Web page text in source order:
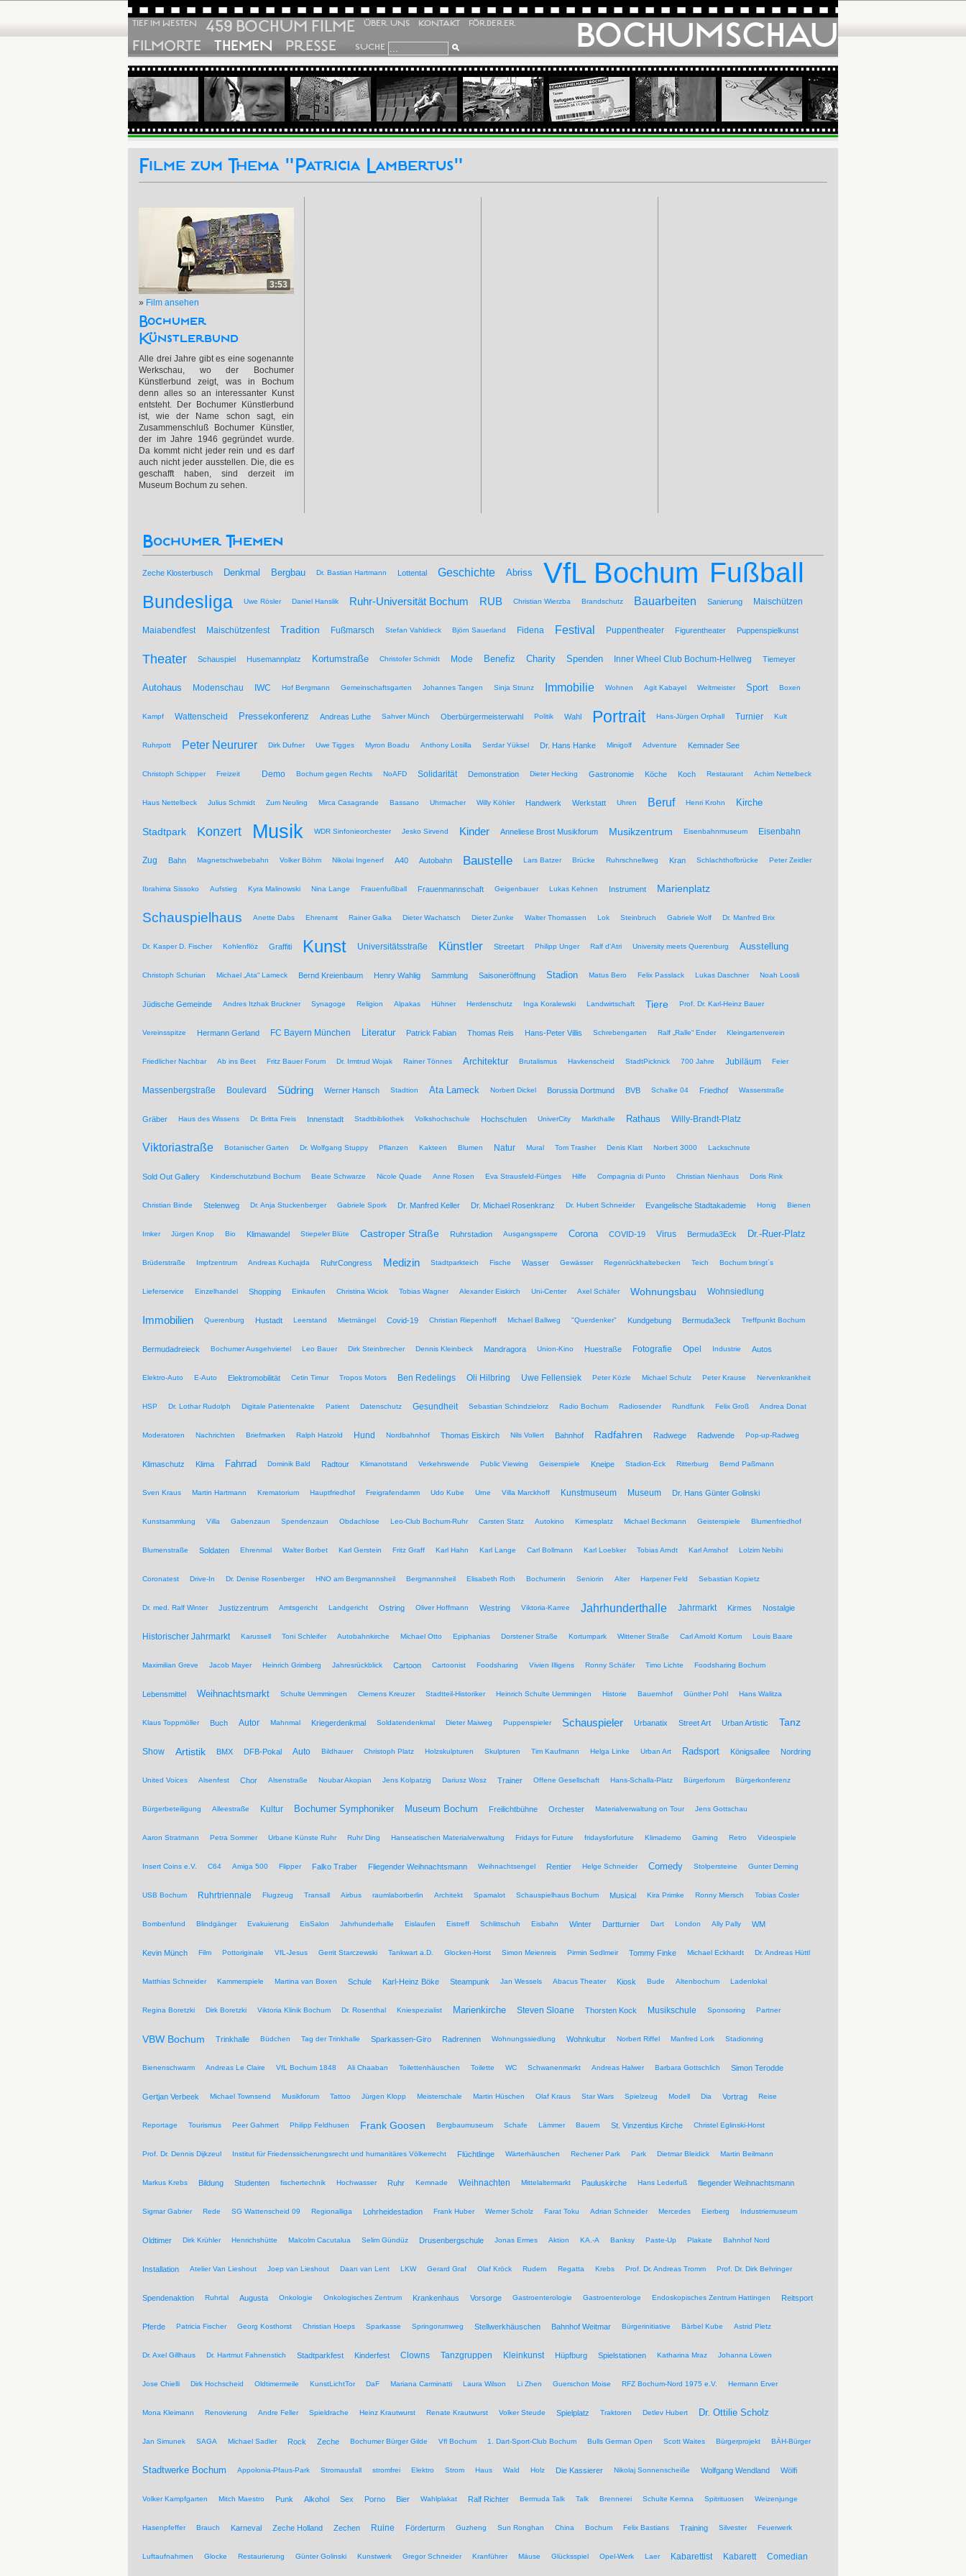
BOCHUMSCHAU
TIEF IM WESTEN 459 BOCHUM FILME ÜBER UNS KONTAKT FÖRDERER
FILMORTE THEMEN PRESSE SUCHE
Filme zum Thema "Patricia Lambertus"
3:53
» Film ansehen
Bochumer
Künstlerbund
Alle drei Jahre gibt es eine sogenannte
Werkschau, wo der Bochumer
Künstlerbund zeigt, was in Bochum
denn alles so an interessanter Kunst
entsteht. Der Bochumer Künstlerbund
ist, wie der Name schon sagt, ein
Zusammenschluß Bochumer Künstler,
der im Jahre 1946 gegründet wurde.
Da kommt nicht jeder rein und es darf
auch nicht jeder ausstellen. Die, die es
geschafft haben, sind derzeit im
Museum Bochum zu sehen.
Bochumer Themen
Zeche Klosterbusch Denkmal Bergbau Dr. Bastian Hartmann Lottental Geschichte Abriss VfL Bochum Fußball
Bundesliga Uwe Rösler Daniel Hanslik Ruhr-Universität Bochum RUB Christian Wierzba Brandschutz Bauarbeiten Sanierung Maischützen
Maiabendfest Maischützenfest Tradition Fußmarsch Stefan Vahldieck Björn Sauerland Fidena Festival Puppentheater Figurentheater Puppenspielkunst
Theater Schauspiel Husemannplatz Kortumstraße Christofer Schmidt Mode Benefiz Charity Spenden Inner Wheel Club Bochum-Hellweg Tiemeyer
Autohaus Modenschau IWC Hof Bergmann Gemeinschaftsgarten Johannes Tangen Sinja Strunz Immobilie Wohnen Agit Kabayel Weltmeister Sport Boxen
Kampf Wattenscheid Pressekonferenz Andreas Luthe Sahver Münch Oberbürgermeisterwahl Politik Wahl Portrait Hans-Jürgen Orphall Turnier Kult
Ruhrpott Peter Neururer Dirk Dufner Uwe Tigges Myron Boadu Anthony Losilla Serdar Yüksel Dr. Hans Hanke Minigolf Adventure Kemnader See
Christoph Schipper Freizeit Demo Bochum gegen Rechts NoAFD Solidarität Demonstration Dieter Hecking Gastronomie Köche Koch Restaurant Achim Nettelbeck
Haus Nettelbeck Julius Schmidt Zum Neuling Mirca Casagrande Bassano Uhrmacher Willy Köhler Handwerk Werkstatt Uhren Beruf Henri Krohn Kirche
Stadtpark Konzert Musik WDR Sinfonieorchester Jesko Sirvend Kinder Anneliese Brost Musikforum Musikzentrum Eisenbahnmuseum Eisenbahn
Zug Bahn Magnetschwebebahn Volker Böhm Nikolai Ingenerf A40 Autobahn Baustelle Lars Batzer Brücke Ruhrschnellweg Kran Schlachthofbrücke Peter Zeidler
Ibrahima Sissoko Aufstieg Kyra Malinowski Nina Lange Frauenfußball Frauenmannschaft Geigenbauer Lukas Kehnen Instrument Marienplatz
Schauspielhaus Anette Dabs Ehrenamt Rainer Galka Dieter Wachatsch Dieter Zunke Walter Thomassen Lok Steinbruch Gabriele Wolf Dr. Manfred Brix
Dr. Kasper D. Fischer Kohlenflöz Graffiti Kunst Universitätsstraße Künstler Streetart Philipp Unger Ralf d'Atri University meets Querenburg Ausstellung
Christoph Schurian Michael „Ata“ Lameck Bernd Kreienbaum Henry Wahlig Sammlung Saisoneröffnung Stadion Matus Bero Felix Passlack Lukas Daschner Noah Loosli
Jüdische Gemeinde Andres Itzhak Bruckner Synagoge Religion Alpakas Hühner Herdenschutz Inga Koralewski Landwirtschaft Tiere Prof. Dr. Karl-Heinz Bauer
Vereinsspitze Hermann Gerland FC Bayern München Literatur Patrick Fabian Thomas Reis Hans-Peter Villis Schrebengarten Ralf „Ralle“ Ender Kleingartenverein
Friedlicher Nachbar Ab ins Beet Fritz Bauer Forum Dr. Irmtrud Wojak Rainer Tönnes Architektur Brutalismus Havkenscheid StadtPicknick 700 Jahre Jubiläum Feier
Massenbergstraße Boulevard Südring Werner Hansch Stadtion Ata Lameck Norbert Dickel Borussia Dortmund BVB Schalke 04 Friedhof Wasserstraße
Gräber Haus des Wissens Dr. Britta Freis Innenstadt Stadtbibliothek Volkshochschule Hochschulen UniverCity Markthalle Rathaus Willy-Brandt-Platz
Viktoriastraße Botanischer Garten Dr. Wolfgang Stuppy Pflanzen Kakteen Blumen Natur Mural Tom Trasher Denis Klatt Norbert 3000 Lackschnute
Sold Out Gallery Kinderschutzbund Bochum Beate Schwarze Nicole Quade Anne Rosen Eva Strausfeld-Fürtges Hilfe Compagnia di Punto Christian Nienhaus Doris Rink
Christian Binde Stelenweg Dr. Anja Stuckenberger Gabriele Spork Dr. Manfred Keller Dr. Michael Rosenkranz Dr. Hubert Schneider Evangelische Stadtakademie Honig Bienen
Imker Jürgen Knop Bio Klimawandel Stiepeler Blüte Castroper Straße Ruhrstadion Ausgangssperre Corona COVID-19 Virus Bermuda3Eck Dr.-Ruer-Platz
Brüderstraße Impfzentrum Andreas Kuchajda RuhrCongress Medizin Stadtparkteich Fische Wasser Gewässer Regenrückhaltebecken Teich Bochum bringt´s
Lieferservice Einzelhandel Shopping Einkaufen Christina Wiciok Tobias Wagner Alexander Eiskirch Uni-Center Axel Schäfer Wohnungsbau Wohnsiedlung
Immobilien Querenburg Hustadt Leerstand Mietmängel Covid-19 Christian Riepenhoff Michael Ballweg "Querdenker" Kundgebung Bermuda3eck Treffpunkt Bochum
Bermudadreieck Bochumer Ausgehviertel Leo Bauer Dirk Steinbrecher Dennis Kleinbeck Mandragora Union-Kino Huestraße Fotografie Opel Industrie Autos
Elektro-Auto E-Auto Elektromobilität Cetin Timur Tropos Motors Ben Redelings Oli Hilbring Uwe Fellensiek Peter Közle Michael Schulz Peter Krause Nervenkrankheit
HSP Dr. Lothar Rudolph Digitale Patientenakte Patient Datenschutz Gesundheit Sebastian Schindzielorz Radio Bochum Radiosender Rundfunk Felix Groß Andrea Donat
Moderatoren Nachrichten Briefmarken Ralph Hatzold Hund Nordbahnhof Thomas Eiskirch Nils Vollert Bahnhof Radfahren Radwege Radwende Pop-up-Radweg
Klimaschutz Klima Fahrrad Dominik Bald Radtour Klimanotstand Verkehrswende Public Viewing Geiserspiele Kneipe Stadion-Eck Ritterburg Bernd Paßmann
Sven Kraus Martin Hartmann Krematorium Hauptfriedhof Freigrafendamm Udo Kube Urne Villa Marckhoff Kunstmuseum Museum Dr. Hans Günter Golinski
Kunstsammlung Villa Gabenzaun Spendenzaun Obdachlose Leo-Club Bochum-Ruhr Carsten Statz Autokino Kirmesplatz Michael Beckmann Geisterspiele Blumenfriedhof
Blumenstraße Soldaten Ehrenmal Walter Borbet Karl Gerstein Fritz Graff Karl Hahn Karl Lange Carl Bollmann Karl Loebker Tobias Arndt Karl Amshof Lolzim Nebihi
Coronatest Drive-In Dr. Denise Rosenberger HNO am Bergmannsheil Bergmannsheil Elisabeth Roth Bochumerin Seniorin Alter Harpener Feld Sebastian Kopietz
Dr. med. Ralf Winter Justizzentrum Amtsgericht Landgericht Ostring Oliver Hoffmann Westring Viktoria-Karree Jahrhunderthalle Jahrmarkt Kirmes Nostalgie
Historischer Jahrmarkt Karussell Toni Schleifer Autobahnkirche Michael Otto Epiphanias Dorstener Straße Kortumpark Wittener Straße Carl Arnold Kortum Louis Baare
Maximilian Greve Jacob Mayer Heinrich Grimberg Jahresrückblick Cartoon Cartoonist Foodsharing Vivien Illigens Ronny Schäfer Timo Lichte Foodsharing Bochum
Lebensmittel Weihnachtsmarkt Schulte Uemmingen Clemens Kreuzer Stadtteil-Historiker Heinrich Schulte Uemmingen Historie Bauernhof Günther Pohl Hans Walitza
Klaus Toppmöller Buch Autor Mahnmal Kriegerdenkmal Soldatendenkmal Dieter Maiweg Puppenspieler Schauspieler Urbanatix Street Art Urban Artistic Tanz
Show Artistik BMX DFB-Pokal Auto Bildhauer Christoph Platz Holzskulpturen Skulpturen Tim Kaufmann Helga Linke Urban Art Radsport Königsallee Nordring
United Voices Alsenfest Chor Alsenstraße Noubar Akopian Jens Kolpatzig Dariusz Wosz Trainer Offene Gesellschaft Hans-Schalla-Platz Bürgerforum Bürgerkonferenz
Bürgerbeteiligung Alleestraße Kultur Bochumer Symphoniker Museum Bochum Freilichtbühne Orchester Materialverwaltung on Tour Jens Gottschau
Aaron Stratmann Petra Sommer Urbane Künste Ruhr Ruhr Ding Hanseatischen Materialverwaltung Fridays for Future fridaysforfuture Klimademo Gaming Retro Videospiele
Insert Coins e.V. C64 Amiga 500 Flipper Falko Traber Fliegender Weihnachtsmann Weihnachtsengel Rentier Helge Schneider Comedy Stolpersteine Gunter Deming
USB Bochum Ruhrtriennale Flugzeug Transall Airbus raumlaborberlin Architekt Spamalot Schauspielhaus Bochum Musical Kira Primke Ronny Miersch Tobias Cosler
Bombenfund Blindgänger Evakuierung EisSalon Jahrhunderhalle Eislaufen Eistreff Schlittschuh Eisbahn Winter Dartturnier Dart London Ally Pally WM
Kevin Münch Film Pottoriginale VfL-Jesus Gerrit Starczewski Tankwart a.D. Glocken-Horst Simon Meienreis Pirmin Sedlmeir Tommy Finke Michael Eckhardt Dr. Andreas Hüttl
Matthias Schneider Kammerspiele Martina van Boxen Schule Karl-Heinz Böke Steampunk Jan Wessels Abacus Theater Kiosk Bude Altenbochum Ladenlokal
Regina Boretzki Dirk Boretzki Viktoria Klinik Bochum Dr. Rosenthal Kniespezialist Marienkirche Steven Sloane Thorsten Kock Musikschule Sponsoring Partner
VBW Bochum Trinkhalle Büdchen Tag der Trinkhalle Sparkassen-Giro Radrennen Wohnungssiedlung Wohnkultur Norbert Riffel Manfred Lork Stadionring
Bienenschwarm Andreas Le Claire VfL Bochum 1848 Ali Chaaban Toilettenhäuschen Toilette WC Schwanenmarkt Andreas Halwer Barbara Gottschlich Simon Terodde
Gertjan Verbeek Michael Townsend Musikforum Tattoo Jürgen Klopp Meisterschale Martin Hüschen Olaf Kraus Star Wars Spielzeug Modell Dia Vortrag Reise
Reportage Tourismus Peer Gahmert Philipp Feldhusen Frank Goosen Bergbaumuseum Schafe Lämmer Bauern St. Vinzentius Kirche Christel Eglinski-Horst
Prof. Dr. Dennis Dijkzeul Institut für Friedenssicherungsrecht und humanitäres Völkerrecht Flüchtlinge Wärterhäuschen Rechener Park Park Dietmar Bleidick Martin Beilmann
Markus Krebs Bildung Studenten fischertechnik Hochwasser Ruhr Kemnade Weihnachten Mittelaltermarkt Pauluskirche Hans Lederfuß fliegender Weihnachtsmann
Sigmar Gabrier Rede SG Wattenscheid 09 Regionalliga Lohrheidestadion Frank Huber Werner Scholz Farat Toku Adrian Schneider Mercedes Eierberg Industriemuseum
Oldtimer Dirk Krühler Henrichshütte Malcolm Cacutalua Selim Gündüz Drusenbergschule Jonas Ermes Aktion KA.-A Banksy Paste-Up Plakate Bahnhof Nord
Installation Atelier Van Lieshout Joep van Lieshout Daan van Lent LKW Gerard Graf Olaf Kröck Rudern Regatta Krebs Prof. Dr. Andreas Tromm Prof. Dr. Dirk Behringer
Spendenaktion Ruhrtal Augusta Onkologie Onkologisches Zentrum Krankenhaus Vorsorge Gastroenterologie Gastroenterologe Endoskopisches Zentrum Hattingen Reitsport
Pferde Patricia Fischer Georg Kosthorst Christian Hoeps Sparkasse Springorumweg Stellwerkhäuschen Bahnhof Weitmar Bürgerinitiative Bärbel Kube Astrid Pletz
Dr. Axel Gillhaus Dr. Hartmut Fahnenstich Stadtparkfest Kinderfest Clowns Tanzgruppen Kleinkunst Hüpfburg Spielstationen Katharina Mraz Johanna Löwen
Jose Chielli Dirk Hochscheid Oldtimermeile KunstLichtTor DaF Mariana Carminatti Laura Wilson Li Zhen Guerschon Moise RFZ Bochum-Nord 1975 e.V. Hermann Erver
Mona Kleimann Renovierung Andre Feller Spieldrache Heinz Krautwurst Renate Krautwurst Volker Steude Spielplatz Traktoren Detlev Hubert Dr. Ottilie Scholz
Jan Simunek SAGA Michael Sadler Rock Zeche Bochumer Bürger Gilde Vfl Bochum 1. Dart-Sport-Club Bochum Bulls German Open Scott Waites Bürgerprojekt BÄH-Bürger
Stadtwerke Bochum Appolonia-Pfaus-Park Stromausfall stromfrei Elektro Strom Haus Wald Holz Die Kassierer Nikolaj Sonnenscheiße Wolfgang Wendland Wölfi
Volker Kampfgarten Mitch Maestro Punk Alkohol Sex Porno Bier Wahlplakat Ralf Richter Bermuda Talk Talk Brennerei Schulte Kemna Spitrituosen Weizenjunge
Hasenpfeffer Brauch Karneval Zeche Holland Zechen Ruine Förderturm Guzheng Sun Ronghan China Bochum Felix Bastians Training Silvester Feuerwerk
Luftaufnahmen Glocke Restaurierung Günter Golinski Kunstwerk Gregor Schneider Kranführer Mäuse Glücksspiel Opel-Werk Laer Kabarettist Kabarett Comedian